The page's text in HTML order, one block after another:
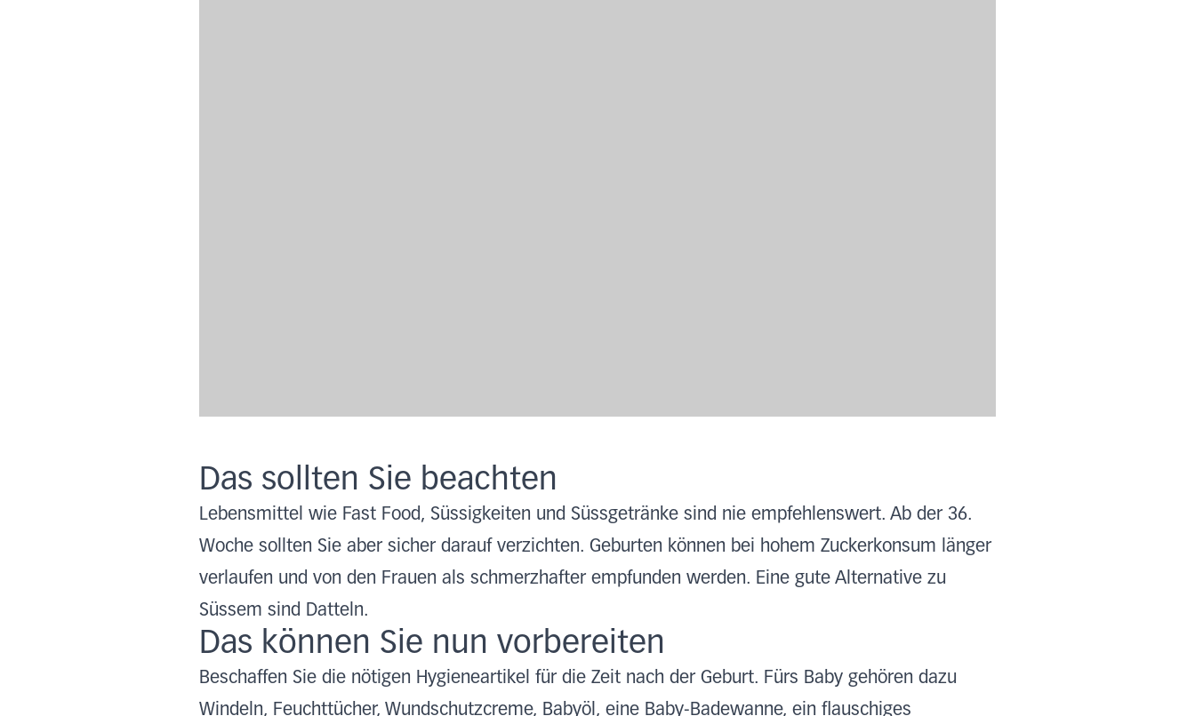
Das sollten Sie beachten
Lebensmittel wie Fast Food, Süssigkeiten und Süssgetränke sind nie empfehlenswert. Ab der 36.
Woche sollten Sie aber sicher darauf verzichten. Geburten können bei hohem Zuckerkonsum länger
verlaufen und von den Frauen als schmerzhafter empfunden werden. Eine gute Alternative zu
Süssem sind Datteln.
Das können Sie nun vorbereiten
Beschaffen Sie die nötigen Hygieneartikel für die Zeit nach der Geburt. Fürs Baby gehören dazu
Windeln, Feuchttücher, Wundschutzcreme, Babyöl, eine Baby-Badewanne, ein flauschiges